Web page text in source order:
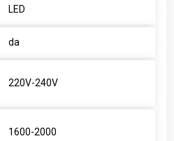
LED
da
220V-240V
1600-2000